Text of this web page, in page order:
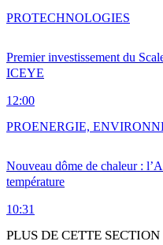
Premier investissement du
ICEYE
12:00
PROTECHNOLOGIES
Nouveau dôme de chaleur :
température
10:31
PROENERGIE,
PLUS DE CETTE SECTION